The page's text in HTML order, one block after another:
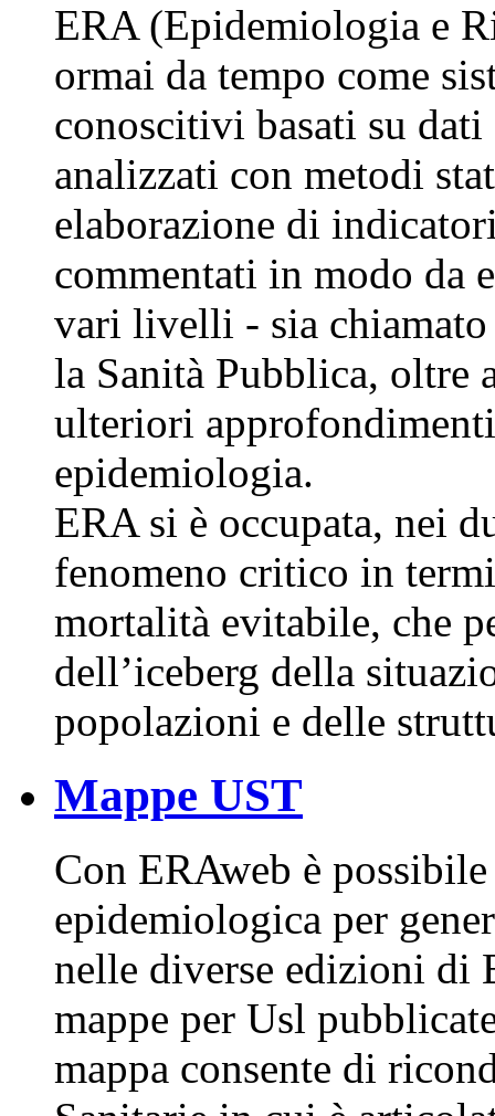
ERA (Epidemiologia e
ormai da tempo come
conoscitivi basati su
analizzati con metodi
elaborazione di
commentati in modo da
vari livelli - sia
la Sanità Pubblica, oltre
ulteriori
epidemiologia.
ERA si è occupata, nei
fenomeno critico in
mortalità evitabile, che
dell’iceberg della
popolazioni e delle
Mappe UST
Con ERAweb è
epidemiologica per
nelle diverse edizioni
mappe per Usl
mappa consente di